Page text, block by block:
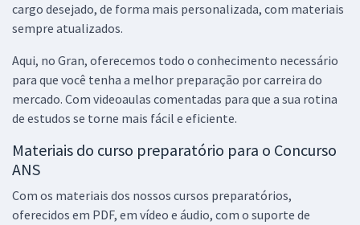
cargo desejado, de forma mais personalizada, com materiais
sempre atualizados.
Aqui, no Gran, oferecemos todo o conhecimento necessário
para que você tenha a melhor preparação por carreira do
mercado. Com videoaulas comentadas para que a sua rotina
de estudos se torne mais fácil e eficiente.
Materiais do curso preparatório para o Concurso
ANS
Com os materiais dos nossos cursos preparatórios,
oferecidos em PDF, em vídeo e áudio, com o suporte de